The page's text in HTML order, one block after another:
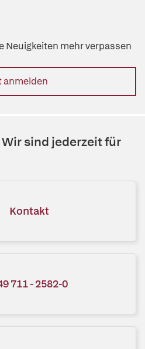
Neuigkeiten mehr verpassen
anmelden
Wir sind jederzeit für
Kontakt
711 - 2582-0